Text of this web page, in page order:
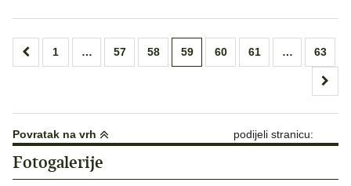
Brojevi
1 … 57 58 59 60 61 … 63
Povratak na vrh podijeli stranicu:
Fotogalerije